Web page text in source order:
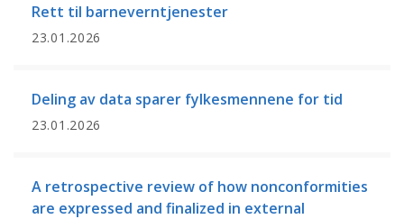
Rett til barneverntjenester
23.01.2026
Deling av data sparer fylkesmennene for tid
23.01.2026
A retrospective review of how nonconformities
are expressed and finalized in external